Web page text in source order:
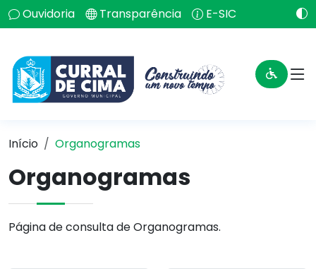
Ouvidoria Transparência E-SIC
Início Organogramas
Organogramas
Página de consulta de Organogramas.